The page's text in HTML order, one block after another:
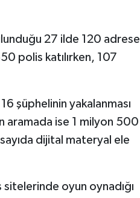
27 ilde 120 adrese
polis katılırken, 107
şüphelinin yakalanması
aramada ise 1 milyon 500
dijital materyal ele
sitelerinde oyun oynadığı